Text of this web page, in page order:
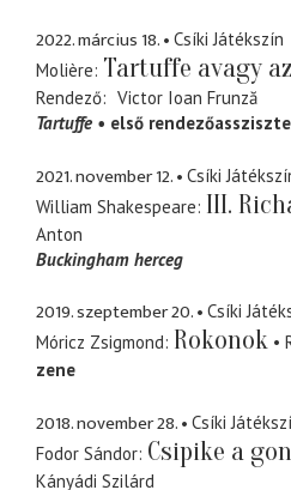
2022. március 18.
Csíki Játékszín
Molière Tartuffe avagy
Rendező
Victor Ioan Frunză
Tartuffe
első
2021. november 12.
Csíki
William Shakespeare III.
Anton
Buckingham herceg
2019. szeptember 20.
Csíki
Móricz Zsigmond Rokonok
zene
2018. november 28.
Csíki
Fodor Sándor Csipike a
Kányádi Szilárd